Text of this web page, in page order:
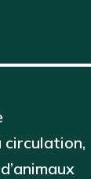
circulation,